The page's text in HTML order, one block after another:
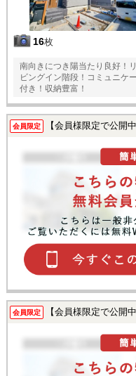
16枚
南向きにつき陽当たり良好！
ビングイン階段！コミュニケ
付き！収納豊富！
会員限定 【会員様限定で公開中
会員限定 【会員様限定で公開中